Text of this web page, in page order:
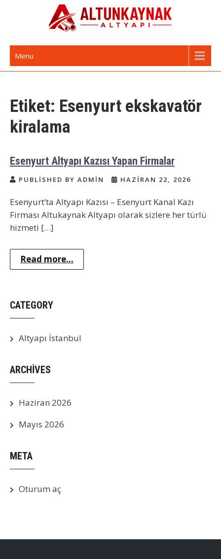
Altunkaynak Altyapı | Avrupa Yakası
Altyapı Firması
Menu
Etiket: Esenyurt ekskavatör
kiralama
Esenyurt Altyapı Kazısı Yapan Firmalar
PUBLISHED BY ADMIN HAZIRAN 22, 2026
Esenyurt’ta Altyapı Kazısı – Esenyurt Kanal Kazı
Firması Altukaynak Altyapı olarak sizlere her türlü
hizmeti […]
Read more...
CATEGORY
Altyapı İstanbul
ARCHIVES
Haziran 2026
Mayıs 2026
META
Oturum aç